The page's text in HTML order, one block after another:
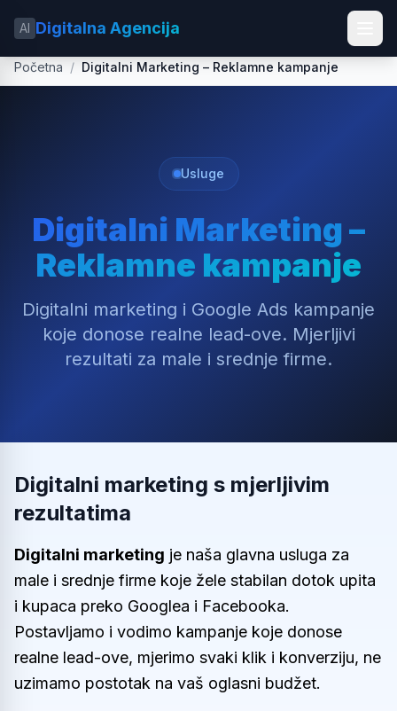
AI Digitalna Agencija
Početna / Digitalni Marketing – Reklamne kampanje
Usluge
Digitalni Marketing –
Reklamne kampanje
Digitalni marketing i Google Ads kampanje
koje donose realne lead-ove. Mjerljivi
rezultati za male i srednje firme.
Digitalni marketing s mjerljivim
rezultatima
Digitalni marketing je naša glavna usluga za
male i srednje firme koje žele stabilan dotok upita
i kupaca preko Googlea i Facebooka.
Postavljamo i vodimo kampanje koje donose
realne lead-ove, mjerimo svaki klik i konverziju, ne
uzimamo postotak na vaš oglasni budžet.